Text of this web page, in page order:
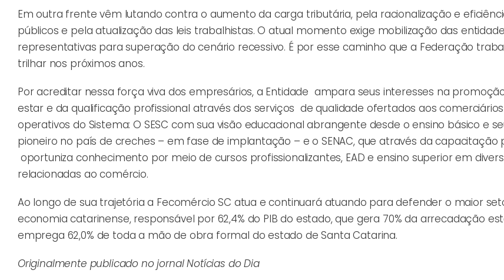
Em outra frente vêm lutando contra o aumento da carga tributária, pela racionalização e
públicos e pela atualização das leis trabalhistas. O atual momento exige mobilização das
representativas para superação do cenário recessivo. É por esse caminho que a Federação
trilhar nos próximos anos.
Por acreditar nessa força viva dos empresários, a Entidade ampara seus interesses na
estar e da qualificação profissional através dos serviços de qualidade ofertados aos
operativos do Sistema: O SESC com sua visão educacional abrangente desde o ensino básico e
pioneiro no país de creches – em fase de implantação – e o SENAC, que através da capacitação
oportuniza conhecimento por meio de cursos profissionalizantes, EAD e ensino superior em
relacionadas ao comércio.
Ao longo de sua trajetória a Fecomércio SC atua e continuará atuando para defender o maior
economia catarinense, responsável por 62,4% do PIB do estado, que gera 70% da arrecadação
emprega 62,0% de toda a mão de obra formal do estado de Santa Catarina.
Originalmente publicado no jornal Notícias do Dia